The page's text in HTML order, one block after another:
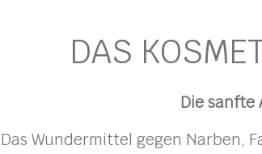
DAS
Die sanfte
Das Wundermittel gegen Narben,